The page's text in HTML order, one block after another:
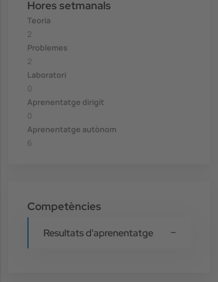
Hores setmanals
Teoria
2
Problemes
2
Laboratori
0
Aprenentatge dirigit
0
Aprenentatge autònom
6
Competències
Resultats d'aprenentatge